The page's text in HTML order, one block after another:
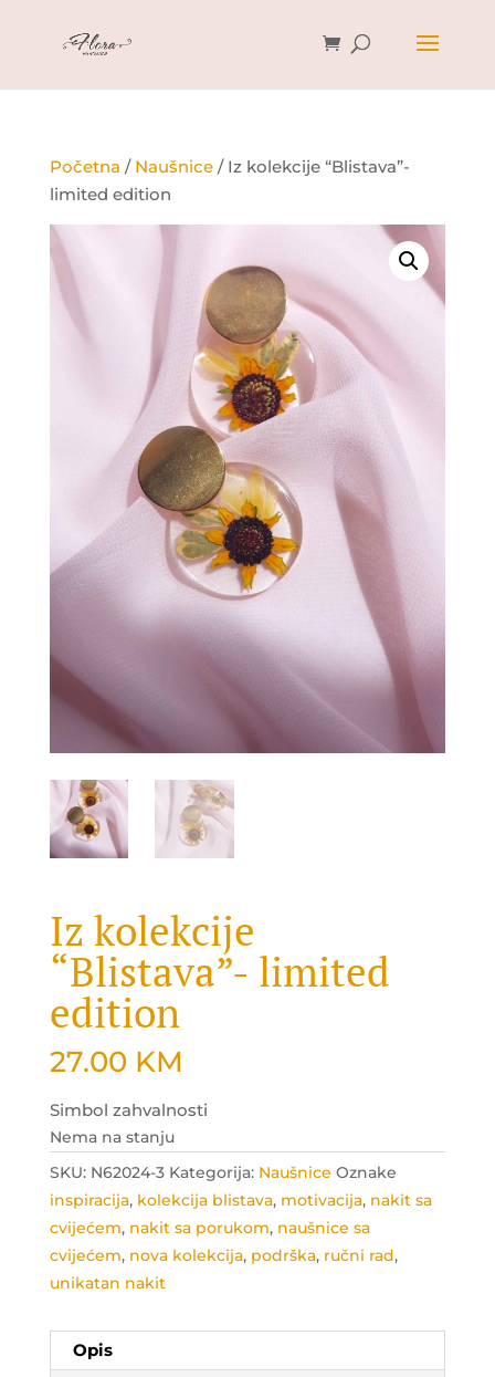
Početna / Naušnice/ Iz kolekcije “Blistava”-
limited edition
Iz kolekcije
“Blistava”- limited
edition
27.00 KM
Simbol zahvalnosti
Nema na stanju
SKU: N62024-3 Kategorija: Naušnice Oznake
inspiracija, kolekcija blistava, motivacija, nakit sa
cvijećem, nakit sa porukom, naušnice sa
cvijećem, nova kolekcija, podrška, ručni rad,
unikatan nakit
Opis